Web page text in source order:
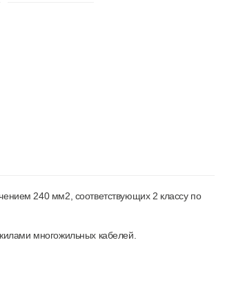
240 мм2, соответствующих 2 классу по
многожильных кабелей.